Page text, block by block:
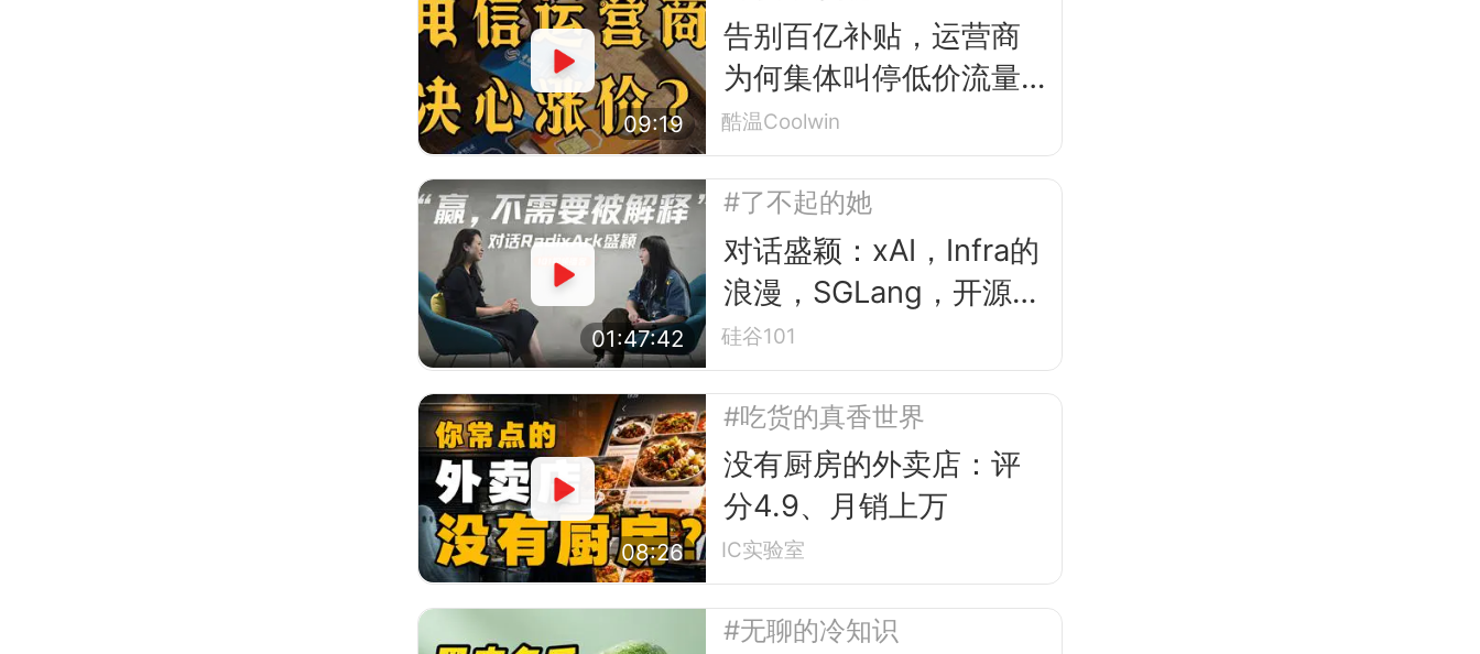
09:19
告别百亿补贴，运营商
为何集体叫停低价流量
卡？
酷温Coolwin
01:47:42
#了不起的她
对话盛颖：xAI，Infra的
浪漫，SGLang，开源，
平权与“甄嬛传”
硅谷101
08:26
#吃货的真香世界
没有厨房的外卖店：评
分4.9、月销上万
IC实验室
#无聊的冷知识